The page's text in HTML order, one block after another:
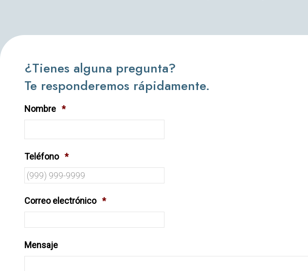
¿Tienes alguna pregunta?
Te responderemos rápidamente.
Nombre *
Teléfono *
Correo electrónico *
Mensaje